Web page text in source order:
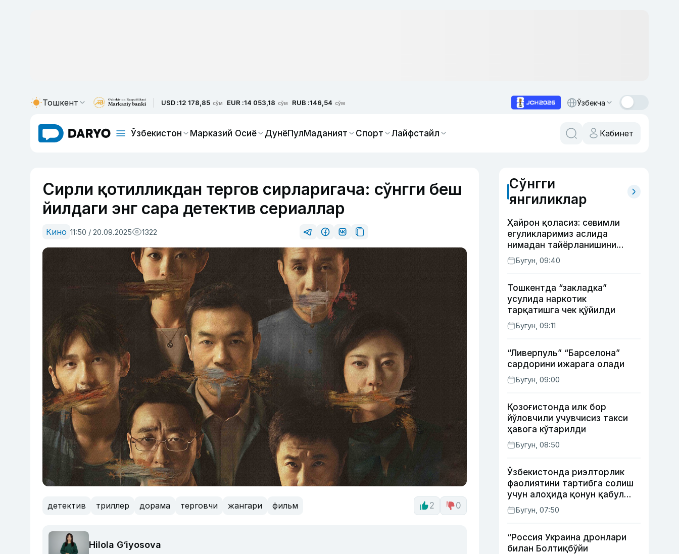
Тошкент USD :12 178,85 сўм EUR :14 053,18 сўм RUB :146,54 сўм Ўзбекча
Ўзбекистон Марказий Осиё ДунёПулМаданият Спорт Лайфстайл Кабинет
Сирли қотилликдан тергов сирларигача: сўнгги беш
йилдаги энг сара детектив сериаллар
Кино 11:50 / 20.09.2025 1322
детектив триллер дорама терговчи жангари фильм 2 0
Hilola G‘iyosova
Сўнгги
янгиликлар
Ҳайрон қоласиз: севимли
егуликларимиз аслида
нимадан тайёрланишини
биласизми?
Бугун, 09:40
Тошкентда “закладка”
усулида наркотик
тарқатишга чек қўйилди
Бугун, 09:11
“Ливерпуль” “Барселона”
сардорини ижарага олади
Бугун, 09:00
Қозоғистонда илк бор
йўловчили учувчисиз такси
ҳавога кўтарилди
Бугун, 08:50
Ўзбекистонда риэлторлик
фаолиятини тартибга солиш
учун алоҳида қонун қабул
қилинди
Бугун, 07:50
“Россия Украина дронлари
билан Болтиқбўйи